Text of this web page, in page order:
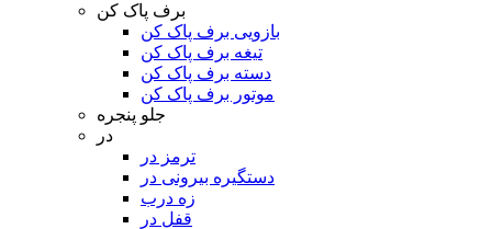
برف پاک کن
بازویی برف پاک کن
تیغه برف پاک کن
دسته برف پاک کن
موتور برف پاک کن
جلو پنجره
در
ترمز در
دستگیره بیرونی در
زه درب
قفل در